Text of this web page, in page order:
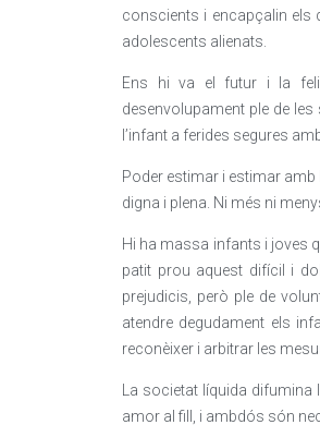
conscients i encapçalin els
adolescents alienats.
Ens hi va el futur i la
desenvolupament ple de
l’infant a ferides segures
Poder estimar i estimar amb
digna i plena. Ni més ni
Hi ha massa infants i joves
patit prou aquest difícil i
prejudicis, però ple de
atendre degudament els
reconèixer i arbitrar les
La societat líquida
amor al fill, i ambdós són